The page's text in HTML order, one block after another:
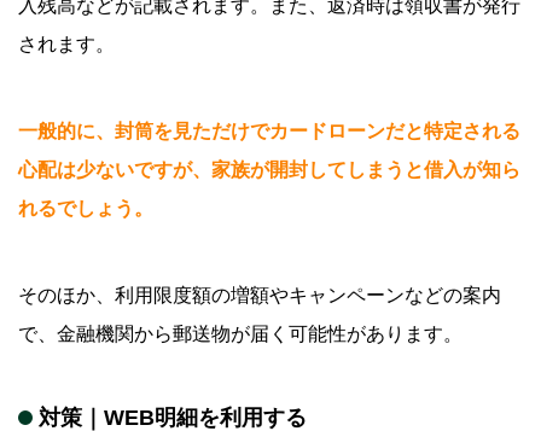
入残高などが記載されます。また、返済時は領収書が発行
されます。
一般的に、封筒を見ただけでカードローンだと特定される
心配は少ないですが、家族が開封してしまうと借入が知ら
れるでしょう。
そのほか、利用限度額の増額やキャンペーンなどの案内
で、金融機関から郵送物が届く可能性があります。
対策｜WEB明細を利用する